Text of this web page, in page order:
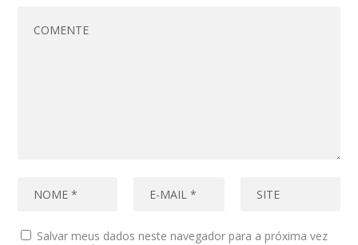
Salvar meus dados neste navegador para a próxima vez